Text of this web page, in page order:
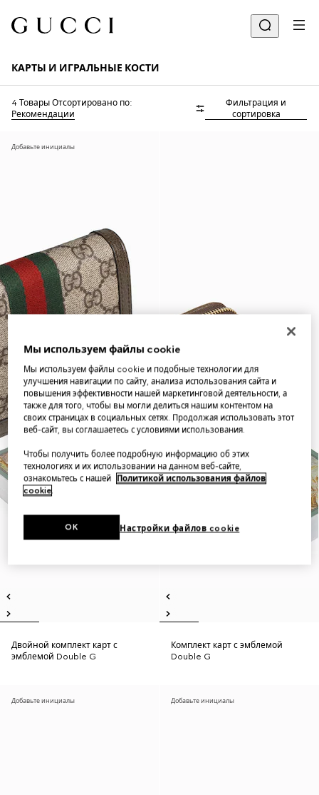
КАРТЫ И ИГРАЛЬНЫЕ КОСТИ
4 Товары Отсортировано по:
Рекомендации
Фильтрация и
сортировка
Добавьте инициалы
Двойной комплект карт с
эмблемой Double G
Комплект карт с эмблемой
Double G
Добавьте инициалы Добавьте инициалы
Мы используем файлы cookie
Мы используем файлы cookie и подобные технологии для
улучшения навигации по сайту, анализа использования сайта и
повышения эффективности нашей маркетинговой деятельности, а
также для того, чтобы вы могли делиться нашим контентом на
своих страницах в социальных сетях. Продолжая использовать этот
веб-сайт, вы соглашаетесь с условиями использования.
Чтобы получить более подробную информацию об этих
технологиях и их использовании на данном веб-сайте,
ознакомьтесь с нашей
Политикой использования файлов
cookie.
Настройки файлов cookie
OK